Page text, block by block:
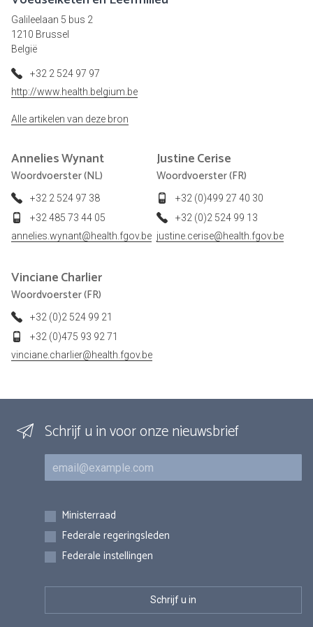
Galileelaan 5 bus 2
1210 Brussel
België
+32 2 524 97 97
http://www.health.belgium.be
Alle artikelen van deze bron
AnneliesWynant
Woordvoerster (NL)
+32 2 524 97 38
+32 485 73 44 05
annelies.wynant@health.fgov.be
JustineCerise
Woordvoerster (FR)
+32 (0)499 27 40 30
+32 (0)2 524 99 13
justine.cerise@health.fgov.be
VincianeCharlier
Woordvoerster (FR)
+32 (0)2 524 99 21
+32 (0)475 93 92 71
vinciane.charlier@health.fgov.be
Schrijf u in voor onze nieuwsbrief
E-mail
Inschrijvingen
Ministerraad
Federale regeringsleden
Federale instellingen